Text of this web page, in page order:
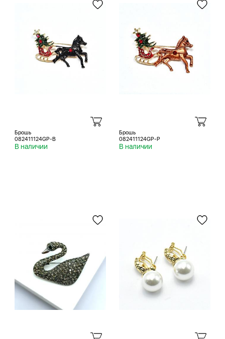
Брошь
082411124GP-B
В наличии
Брошь
082411124GP-P
В наличии